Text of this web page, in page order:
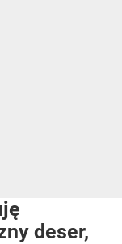
deser,